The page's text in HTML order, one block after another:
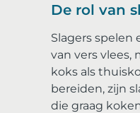
De rol van
Slagers spelen
van vers vlees,
koks als
bereiden, zijn
die graag